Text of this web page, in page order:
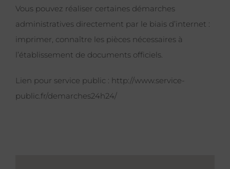
Vous pouvez réaliser certaines démarches
administratives directement par le biais d’internet :
imprimer, connaître les pièces nécessaires à
l’établissement de documents officiels.
Lien pour service public : http://www.service-
public.fr/demarches24h24/